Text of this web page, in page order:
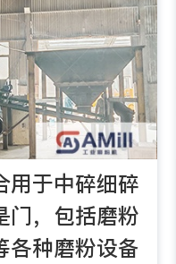
用于中碎细碎
门，包括磨粉
各种磨粉设备